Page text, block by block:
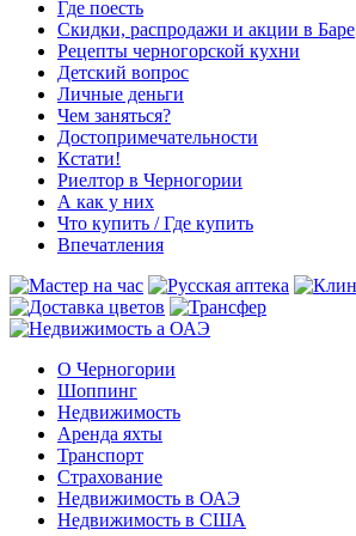
Где поесть
Скидки, распродажи и акции в Баре
Рецепты черногорской кухни
Детский вопрос
Личные деньги
Чем заняться?
Достопримечательности
Кстати!
Риелтор в Черногории
А как у них
Что купить / Где купить
Впечатления
О Черногории
Шоппинг
Недвижимость
Аренда яхты
Транспорт
Страхование
Недвижимость в ОАЭ
Недвижимость в США